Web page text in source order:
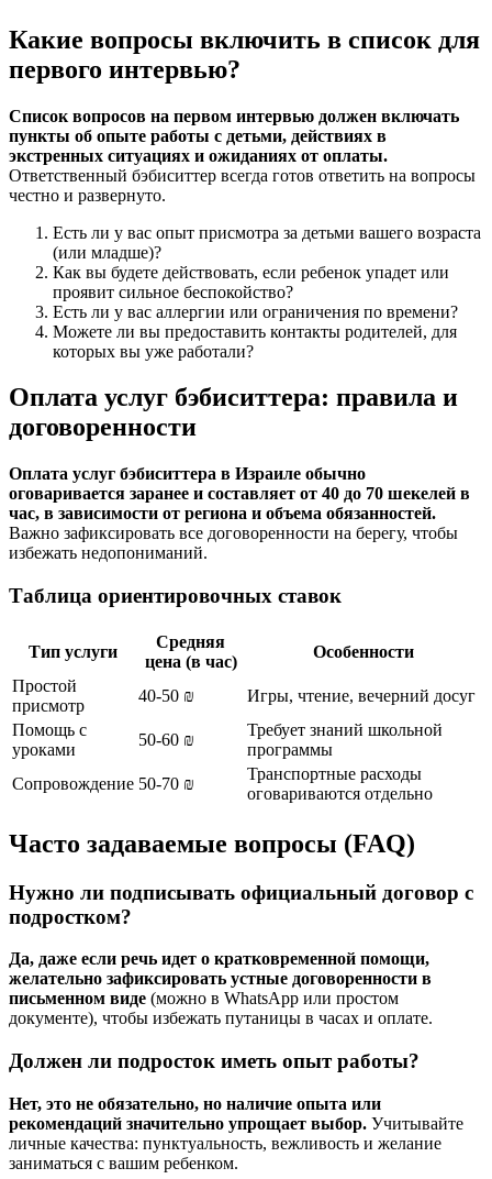
Какие вопросы включить в список для
первого интервью?
Список вопросов на первом интервью должен включать
пункты об опыте работы с детьми, действиях в
экстренных ситуациях и ожиданиях от оплаты.
Ответственный бэбиситтер всегда готов ответить на вопросы
честно и развернуто.
Есть ли у вас опыт присмотра за детьми вашего возраста
(или младше)?
Как вы будете действовать, если ребенок упадет или
проявит сильное беспокойство?
Есть ли у вас аллергии или ограничения по времени?
Можете ли вы предоставить контакты родителей, для
которых вы уже работали?
Оплата услуг бэбиситтера: правила и
договоренности
Оплата услуг бэбиситтера в Израиле обычно
оговаривается заранее и составляет от 40 до 70 шекелей в
час, в зависимости от региона и объема обязанностей.
Важно зафиксировать все договоренности на берегу, чтобы
избежать недопониманий.
Таблица ориентировочных ставок
Тип услуги
Средняя
цена (в час)
Особенности
Простой
присмотр
40-50 ₪
Игры, чтение, вечерний досуг
Помощь с
уроками
50-60 ₪
Требует знаний школьной
программы
Сопровождение 50-70 ₪
Транспортные расходы
оговариваются отдельно
Часто задаваемые вопросы (FAQ)
Нужно ли подписывать официальный договор с
подростком?
Да, даже если речь идет о кратковременной помощи,
желательно зафиксировать устные договоренности в
письменном виде (можно в WhatsApp или простом
документе), чтобы избежать путаницы в часах и оплате.
Должен ли подросток иметь опыт работы?
Нет, это не обязательно, но наличие опыта или
рекомендаций значительно упрощает выбор. Учитывайте
личные качества: пунктуальность, вежливость и желание
заниматься с вашим ребенком.